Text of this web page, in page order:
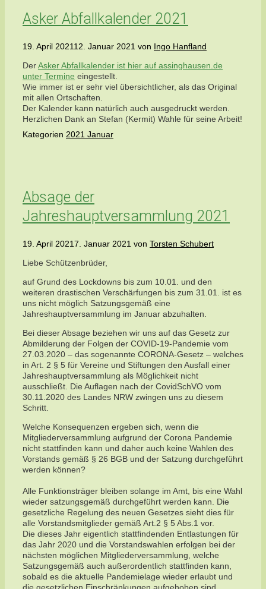
Asker Abfallkalender 2021
19. April 202112. Januar 2021 von Ingo Hanfland
DerAsker Abfallkalender ist hier auf assinghausen.de
unter Termine eingestellt.
Wie immer ist er sehr viel übersichtlicher, als das Original
mit allen Ortschaften.
Der Kalender kann natürlich auch ausgedruckt werden.
Herzlichen Dank an Stefan (Kermit) Wahle für seine Arbeit!
Kategorien 2021 Januar
Absage der
Jahreshauptversammlung 2021
19. April 20217. Januar 2021 von Torsten Schubert
Liebe Schützenbrüder,
auf Grund des Lockdowns bis zum 10.01. und den
weiteren drastischen Verschärfungen bis zum 31.01. ist es
uns nicht möglich Satzungsgemäß eine
Jahreshauptversammlung im Januar abzuhalten.
Bei dieser Absage beziehen wir uns auf das Gesetz zur
Abmilderung der Folgen der COVID-19-Pandemie vom
27.03.2020 – das sogenannte CORONA-Gesetz – welches
in Art. 2 § 5 für Vereine und Stiftungen den Ausfall einer
Jahreshauptversammlung als Möglichkeit nicht
ausschließt. Die Auflagen nach der CovidSchVO vom
30.11.2020 des Landes NRW zwingen uns zu diesem
Schritt.
Welche Konsequenzen ergeben sich, wenn die
Mitgliederversammlung aufgrund der Corona Pandemie
nicht stattfinden kann und daher auch keine Wahlen des
Vorstands gemäß § 26 BGB und der Satzung durchgeführt
werden können?
Alle Funktionsträger bleiben solange im Amt, bis eine Wahl
wieder satzungsgemäß durchgeführt werden kann. Die
gesetzliche Regelung des neuen Gesetzes sieht dies für
alle Vorstandsmitglieder gemäß Art.2 § 5 Abs.1 vor.
Die dieses Jahr eigentlich stattfindenden Entlastungen für
das Jahr 2020 und die Vorstandswahlen erfolgen bei der
nächsten möglichen Mitgliederversammlung, welche
Satzungsgemäß auch außerordentlich stattfinden kann,
sobald es die aktuelle Pandemielage wieder erlaubt und